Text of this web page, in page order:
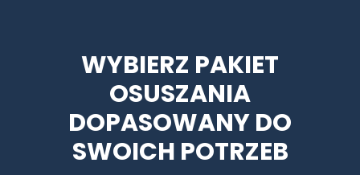
WYBIERZ PAKIET
OSUSZANIA
DOPASOWANY DO
SWOICH POTRZEB